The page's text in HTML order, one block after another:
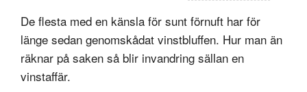
De flesta med en känsla för sunt förnuft har för
länge sedan genomskådat vinstbluffen. Hur man än
räknar på saken så blir invandring sällan en
vinstaffär.